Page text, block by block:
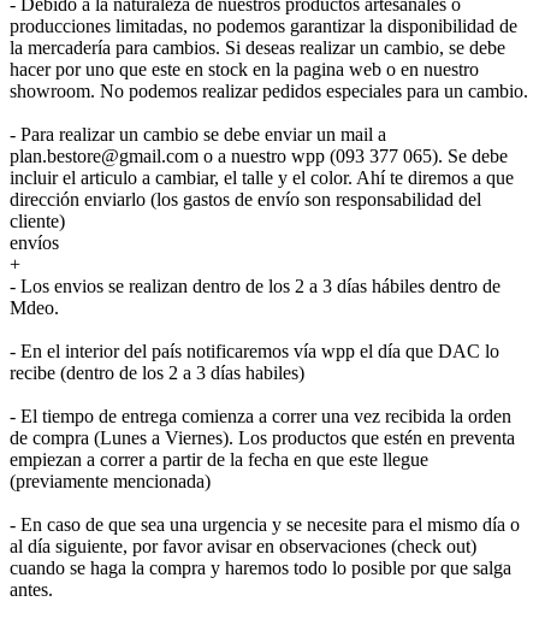
producciones limitadas, no podemos garantizar la disponibilidad de
la mercadería para cambios. Si deseas realizar un cambio, se debe
hacer por uno que este en stock en la pagina web o en nuestro
showroom. No podemos realizar pedidos especiales para un cambio.
- Para realizar un cambio se debe enviar un mail a
plan.bestore@gmail.com o a nuestro wpp (093 377 065). Se debe
incluir el articulo a cambiar, el talle y el color. Ahí te diremos a que
dirección enviarlo (los gastos de envío son responsabilidad del
cliente)
envíos
+
- Los envios se realizan dentro de los 2 a 3 días hábiles dentro de
Mdeo.
- En el interior del país notificaremos vía wpp el día que DAC lo
recibe (dentro de los 2 a 3 días habiles)
- El tiempo de entrega comienza a correr una vez recibida la orden
de compra (Lunes a Viernes). Los productos que estén en preventa
empiezan a correr a partir de la fecha en que este llegue
(previamente mencionada)
- En caso de que sea una urgencia y se necesite para el mismo día o
al día siguiente, por favor avisar en observaciones (check out)
cuando se haga la compra y haremos todo lo posible por que salga
antes.